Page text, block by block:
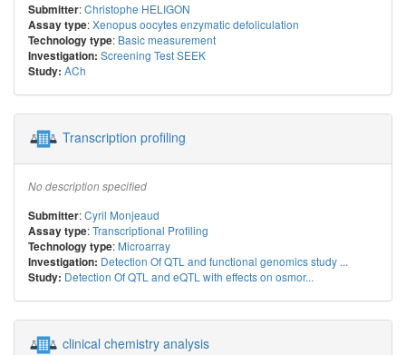
Submitter:Christophe HELIGON
Assay type:Xenopus oocytes enzymatic defoliculation
Technology type: Basic measurement
Investigation: Screening Test SEEK
Study: ACh
Transcription profiling
No description specified
Submitter:Cyril Monjeaud
Assay type:Transcriptional Profiling
Technology type: Microarray
Investigation: Detection Of QTL and functional genomics study ...
Study: Detection Of QTL and eQTL with effects on osmor...
clinical chemistry analysis